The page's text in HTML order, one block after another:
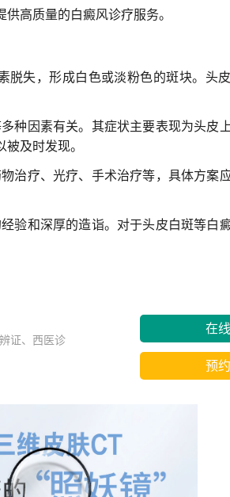
高质量的白癜风诊疗服务。
脱失，形成白色或淡粉色的斑块。头
种因素有关。其症状主要表现为头皮
及时发现。
治疗、光疗、手术治疗等，具体方案
验和深厚的造诣。对于头皮白斑等白
证、西医诊
在
预